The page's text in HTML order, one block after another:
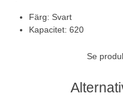
Färg: Svart
Kapacitet: 620
Se